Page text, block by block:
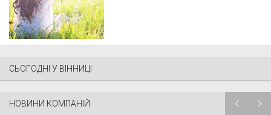
СЬОГОДНІ У ВІННИЦІ
НОВИНИ КОМПАНІЙ